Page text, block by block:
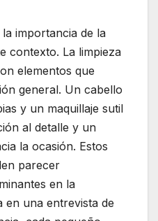
importancia de la
contexto. La limpieza
elementos que
general. Un cabello
y un maquillaje sutil
al detalle y un
la ocasión. Estos
parecer
en la
en una entrevista de